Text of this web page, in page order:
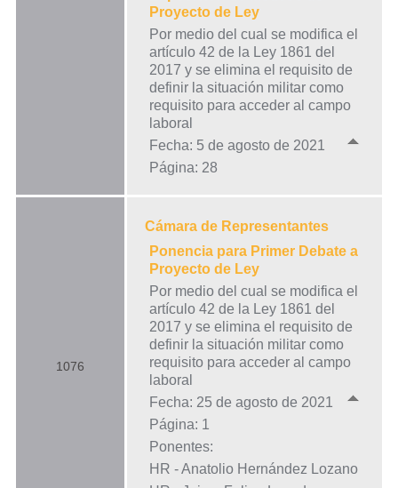
Proyecto de Ley
Por medio del cual se modifica el
artículo 42 de la Ley 1861 del
2017 y se elimina el requisito de
definir la situación militar como
requisito para acceder al campo
laboral
Fecha: 5 de agosto de 2021
Página: 28
1076
Cámara de Representantes
Ponencia para Primer Debate a
Proyecto de Ley
Por medio del cual se modifica el
artículo 42 de la Ley 1861 del
2017 y se elimina el requisito de
definir la situación militar como
requisito para acceder al campo
laboral
Fecha: 25 de agosto de 2021
Página: 1
Ponentes:
HR - Anatolio Hernández Lozano